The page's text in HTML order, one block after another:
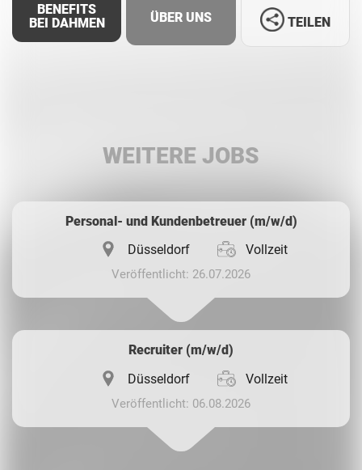
BENEFITS
BEI DAHMEN
ÜBER UNS TEILEN
WEITERE JOBS
Personal- und Kundenbetreuer (m/w/d)
Düsseldorf
Vollzeit
Veröffentlicht: 26.07.2026
Recruiter (m/w/d)
Düsseldorf
Vollzeit
Veröffentlicht: 06.08.2026